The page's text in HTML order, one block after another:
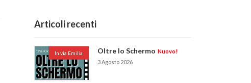
Articoli recenti
In via Emilia Oltre lo Schermo Nuovo!
3 Agosto 2026